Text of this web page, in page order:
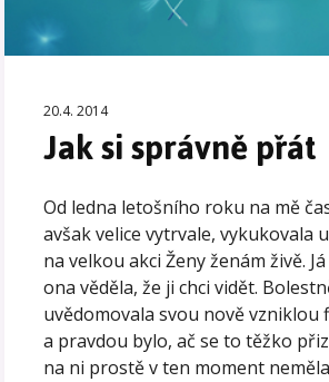
20.4. 2014
Jak si správně přát
Od ledna letošního roku na mě
avšak velice vytrvale, vykukovala
na velkou akci Ženy ženám živě.
ona věděla, že ji chci vidět.
uvědomovala svou nově vzniklou
a pravdou bylo, ač se to těžko
na ni prostě v ten moment